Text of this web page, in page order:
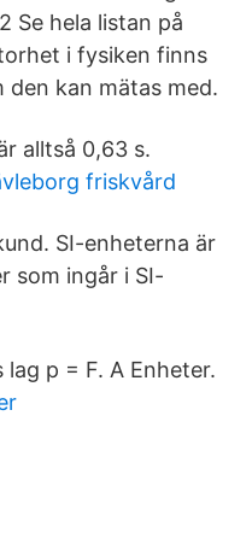
Se hela listan på
i fysiken finns
den kan mätas med.
alltså 0,63 s.
friskvård
SI-enheterna är
som ingår i SI-
p = F. A Enheter.